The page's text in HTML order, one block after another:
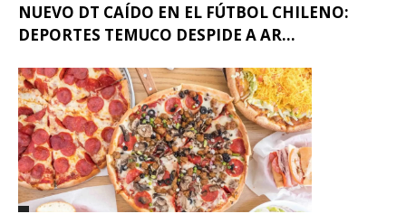
NUEVO DT CAÍDO EN EL FÚTBOL CHILENO:
DEPORTES TEMUCO DESPIDE A AR...